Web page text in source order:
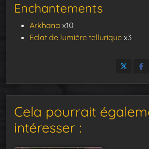
Enchantements
Arkhana x10
Eclat de lumière tellurique x3
Cela pourrait
intéresser :